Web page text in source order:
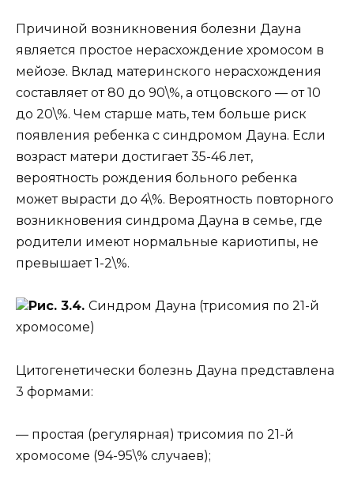
Причиной возникновения болезни Дауна
является простое нерасхождение хромосом в
мейозе. Вклад материнского нерасхождения
составляет от 80 до 90\%, а отцовского — от 10
до 20\%. Чем старше мать, тем больше риск
появления ребенка с синдромом Дауна. Если
возраст матери достигает 35-46 лет,
вероятность рождения больного ребенка
может вырасти до 4\%. Вероятность повторного
возникновения синдрома Дауна в семье, где
родители имеют нормальные кариотипы, не
превышает 1-2\%.
Рис. 3.4. Синдром Дауна (трисомия по 21-й
хромосоме)
Цитогенетически болезнь Дауна представлена
3 формами:
— простая (регулярная) трисомия по 21-й
хромосоме (94-95\% случаев);